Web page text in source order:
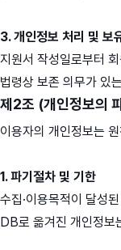
3. 개인정보 처리 및 보
지원서 작성일로부터
법령상 보존 의무가 있
제2조 (개인정보의
이용자의 개인정보는
1. 파기절차 및 기한
수집·이용목적이 달성
DB로 옮겨진 개인정보